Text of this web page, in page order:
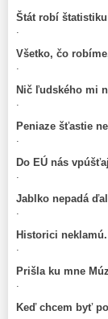
Štát robí
Všetko, čo
Nič ľudského mi
Peniaze šťastie
Do EÚ nás
Jablko nepadá
Historici
Prišla ku mne
Keď chcem byť